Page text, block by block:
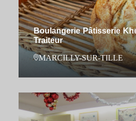
Boulangerie Pâtisserie
Traiteur
MARCILLY-SUR-TILLE